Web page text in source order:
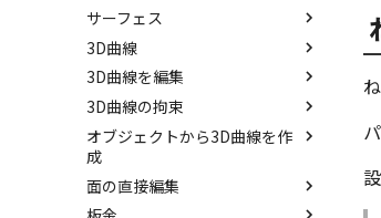
パーツの入れ替え
ProActiveBOM
カタログの右クリックメニュー
エクスポート
配置拘束
拘束関係の表示
親に固定
メカニズムモード
干渉チェック
解析
√aエラーチェック
サーフェス
サーフェスを作成
スピン サーフェス
スイープ サーフェス
ロフト サーフェス
ルールド サーフェス
面からサーフェスを作成
3D曲線
直線
円
円弧
長方形
多角形
3D曲線を編集
トリム
移動
フィレット/面取り
サイズ変更
3D曲線の拘束
3D曲線に寸法を指定
3D曲線に拘束を設定
オブジェクトから3D曲線を作
成
3D 曲線を編集
面の直接編集